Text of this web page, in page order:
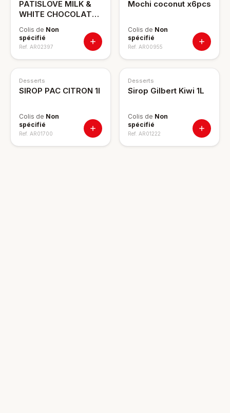
PATISLOVE MILK &
WHITE CHOCOLATE
Colis de Non
spécifié
Ref. AR02397
Mochi coconut x6pcs
Colis de Non
spécifié
Ref. AR00955
Desserts
SIROP PAC CITRON 1l
Colis de Non
spécifié
Ref. AR01700
Desserts
Sirop Gilbert Kiwi 1L
Colis de Non
spécifié
Ref. AR01222